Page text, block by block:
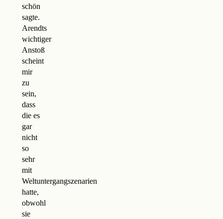
schön
sagte.
Arendts
wichtiger
Anstoß
scheint
mir
zu
sein,
dass
die es
gar
nicht
so
sehr
mit
Weltuntergangszenarien
hatte,
obwohl
sie